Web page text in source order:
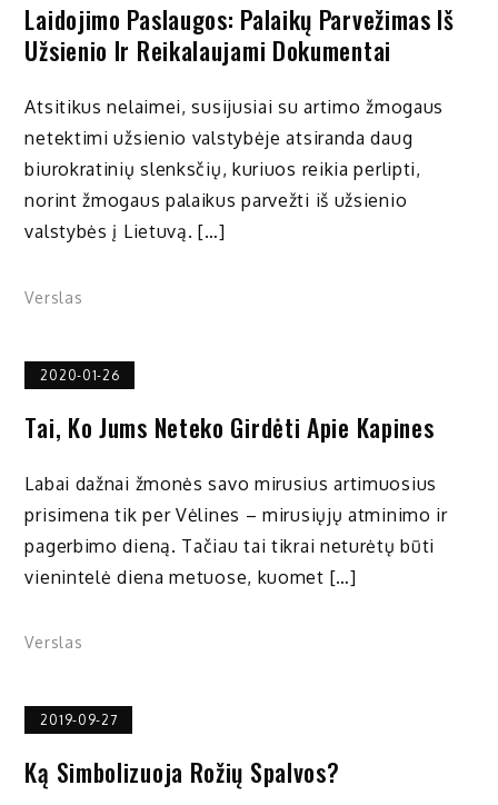
Laidojimo Paslaugos: Palaikų Parvežimas Iš
Užsienio Ir Reikalaujami Dokumentai
Atsitikus nelaimei, susijusiai su artimo žmogaus
netektimi užsienio valstybėje atsiranda daug
biurokratinių slenksčių, kuriuos reikia perlipti,
norint žmogaus palaikus parvežti iš užsienio
valstybės į Lietuvą. […]
Verslas
2020-01-26
Tai, Ko Jums Neteko Girdėti Apie Kapines
Labai dažnai žmonės savo mirusius artimuosius
prisimena tik per Vėlines – mirusiųjų atminimo ir
pagerbimo dieną. Tačiau tai tikrai neturėtų būti
vienintelė diena metuose, kuomet […]
Verslas
2019-09-27
Ką Simbolizuoja Rožių Spalvos?